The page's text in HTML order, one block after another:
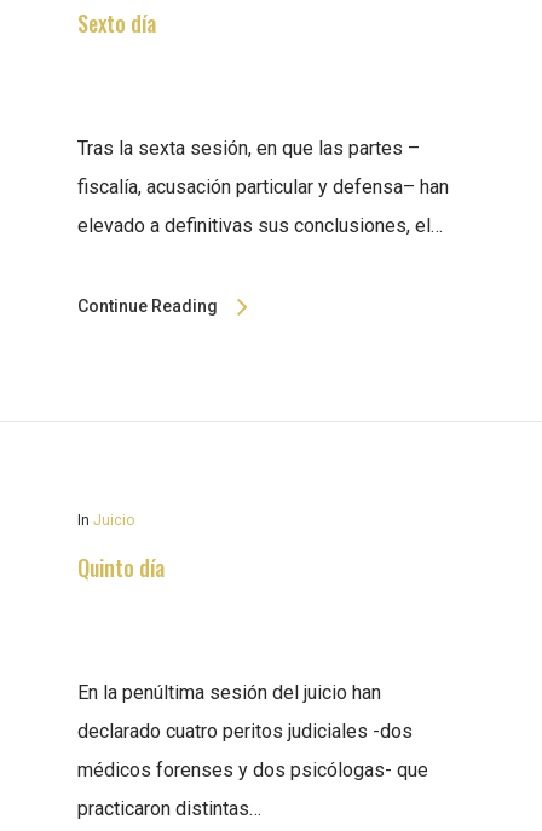
Sexto día
Tras la sexta sesión, en que las partes –
fiscalía, acusación particular y defensa– han
elevado a definitivas sus conclusiones, el…
Continue Reading
In Juicio
Quinto día
En la penúltima sesión del juicio han
declarado cuatro peritos judiciales -dos
médicos forenses y dos psicólogas- que
practicaron distintas…